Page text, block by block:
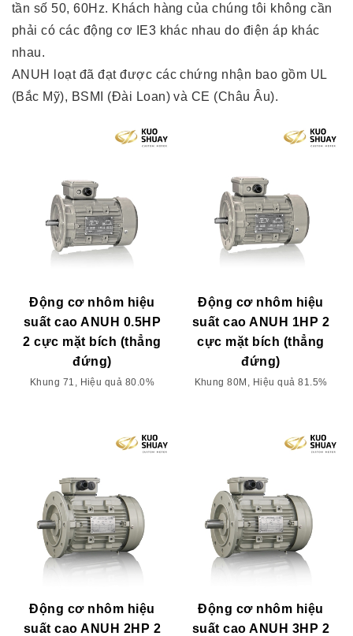
tần số 50, 60Hz. Khách hàng của chúng tôi không cần
phải có các động cơ IE3 khác nhau do điện áp khác
nhau.
ANUH loạt đã đạt được các chứng nhận bao gồm UL
(Bắc Mỹ), BSMI (Đài Loan) và CE (Châu Âu).
Động cơ nhôm hiệu
suất cao ANUH 0.5HP
2 cực mặt bích (thẳng
đứng)
Khung 71, Hiệu quả 80.0%
Động cơ nhôm hiệu
suất cao ANUH 1HP 2
cực mặt bích (thẳng
đứng)
Khung 80M, Hiệu quả 81.5%
Động cơ nhôm hiệu
suất cao ANUH 2HP 2
Động cơ nhôm hiệu
suất cao ANUH 3HP 2